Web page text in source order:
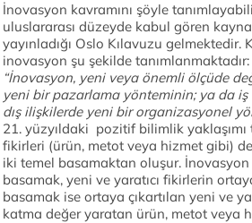
İnovasyon kavramını şöyle
uluslararası düzeyde kabul gören
yayınladığı Oslo Kılavuzu
inovasyon şu şekilde tanımlanmaktadır:
“İnovasyon, yeni veya önemli ölçüde
yeni bir pazarlama yönteminin; ya da
dış ilişkilerde yeni bir organizasyonel
21. yüzyıldaki pozitif bilimlik
fikirleri (ürün, metot veya hizmet gibi)
iki temel basamaktan oluşur.
basamak, yeni ve yaratıcı fikirlerin
basamak ise ortaya çıkartılan yeni ve
katma değer yaratan ürün, metot veya